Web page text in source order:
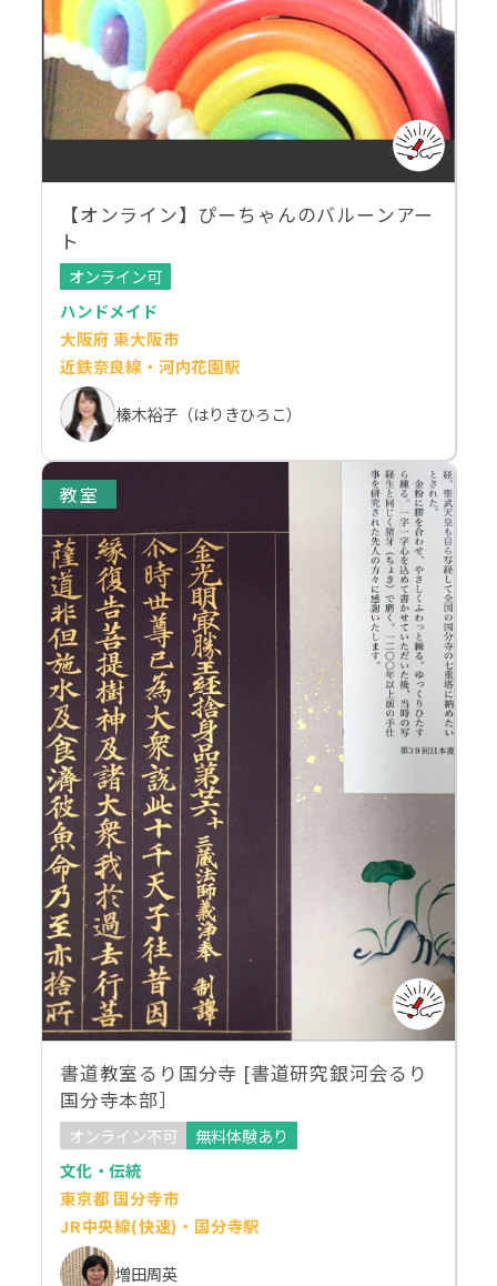
【オンライン】ぴーちゃんのバルーンアー
ト
オンライン可
ハンドメイド
大阪府 東大阪市
近鉄奈良線・河内花園駅
榛木裕子（はりきひろこ）
教室
書道教室るり国分寺 [書道研究銀河会るり
国分寺本部］
オンライン不可
無料体験あり
文化・伝統
東京都 国分寺市
JR中央線(快速)・国分寺駅
増田周英